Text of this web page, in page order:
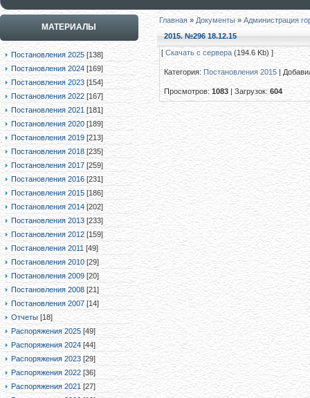
МАТЕРИАЛЫ
Постановления 2025 [138]
Постановления 2024 [169]
Постановления 2023 [154]
Постановления 2022 [167]
Постановления 2021 [181]
Постановления 2020 [189]
Постановления 2019 [213]
Постановления 2018 [235]
Постановления 2017 [259]
Постановления 2016 [231]
Постановления 2015 [186]
Постановления 2014 [202]
Постановления 2013 [233]
Постановления 2012 [159]
Постановления 2011 [49]
Постановления 2010 [29]
Постановления 2009 [20]
Постановления 2008 [21]
Постановления 2007 [14]
Отчеты [18]
Распоряжения 2025 [49]
Распоряжения 2024 [44]
Распоряжения 2023 [29]
Распоряжения 2022 [36]
Распоряжения 2021 [27]
Главная» Документы »Администрация
2015. №296 18.12.15
[Скачать с сервера (194.6 Kb) ]
Категория: Постановления 2015|
Просмотров:1083|Загрузок: 604